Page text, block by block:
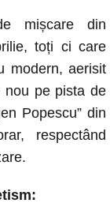
mișcare din
toți ci care
modern, aerisit
pe pista de
Popescu” din
respectând